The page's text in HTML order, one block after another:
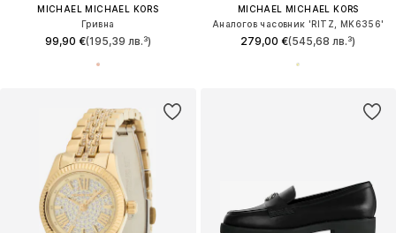
MICHAEL MICHAEL KORS
Гривна
99,90 €(195,39 лв.³)
MICHAEL MICHAEL KORS
Аналогов часовник 'RITZ, MK6356'
279,00 €(545,68 лв.³)